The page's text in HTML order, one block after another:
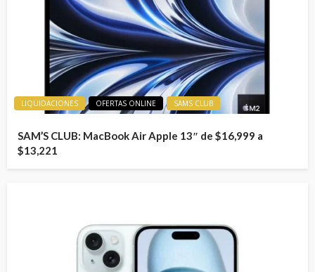
LIQUIDACIONES OFERTAS ONLINE SAMS CLUB
SAM’S CLUB: MacBook Air Apple 13″ de $16,999 a
$13,221